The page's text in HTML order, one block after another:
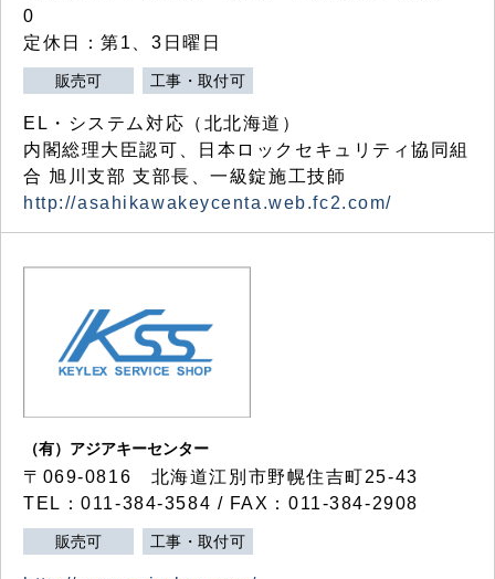
0
定休日：第1、3日曜日
販売可 工事・取付可
EL・システム対応（北北海道）
内閣総理大臣認可、日本ロックセキュリティ協同組
合 旭川支部 支部長、一級錠施工技師
http://asahikawakeycenta.web.fc2.com/
（有）アジアキーセンター
〒069-0816 北海道江別市野幌住吉町25-43
TEL：011-384-3584 / FAX：011-384-2908
販売可 工事・取付可